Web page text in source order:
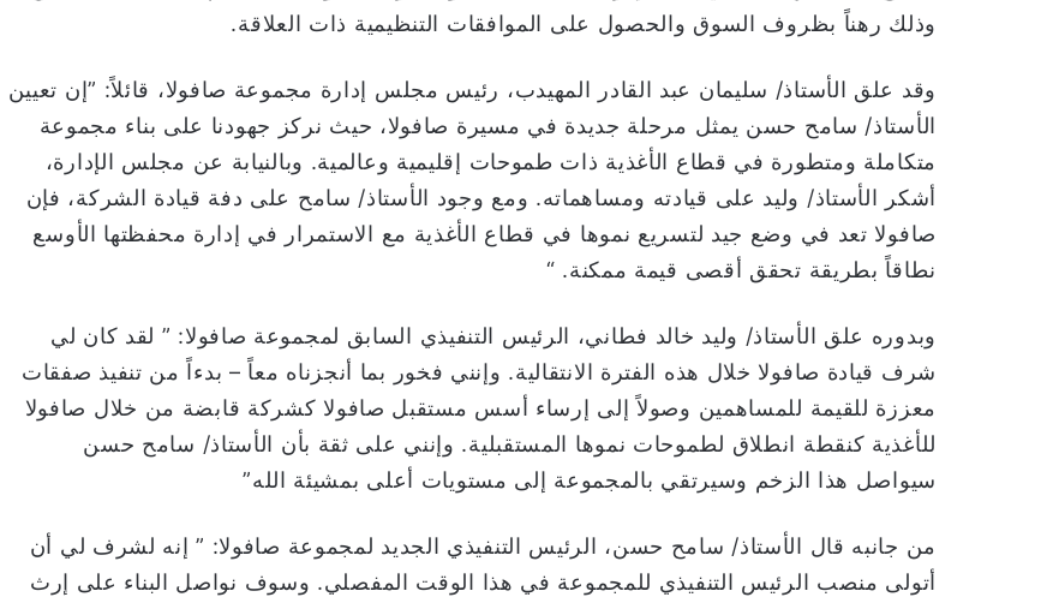
وذلك رهناً بظروف السوق والحصول على الموافقات التنظيمية ذات العلاقة.
وقد علق الأستاذ/ سليمان عبد القادر المهيدب، رئيس مجلس إدارة مجموعة صافولا، قائلاً: ”إن تعيين
الأستاذ/ سامح حسن يمثل مرحلة جديدة في مسيرة صافولا، حيث نركز جهودنا على بناء مجموعة
متكاملة ومتطورة في قطاع الأغذية ذات طموحات إقليمية وعالمية. وبالنيابة عن مجلس الإدارة،
أشكر الأستاذ/ وليد على قيادته ومساهماته. ومع وجود الأستاذ/ سامح على دفة قيادة الشركة، فإن
صافولا تعد في وضع جيد لتسريع نموها في قطاع الأغذية مع الاستمرار في إدارة محفظتها الأوسع
نطاقاً بطريقة تحقق أقصى قيمة ممكنة. “
وبدوره علق الأستاذ/ وليد خالد فطاني، الرئيس التنفيذي السابق لمجموعة صافولا: ” لقد كان لي
شرف قيادة صافولا خلال هذه الفترة الانتقالية. وإنني فخور بما أنجزناه معاً – بدءاً من تنفيذ صفقات
معززة للقيمة للمساهمين وصولاً إلى إرساء أسس مستقبل صافولا كشركة قابضة من خلال صافولا
للأغذية كنقطة انطلاق لطموحات نموها المستقبلية. وإنني على ثقة بأن الأستاذ/ سامح حسن
سيواصل هذا الزخم وسيرتقي بالمجموعة إلى مستويات أعلى بمشيئة الله”
من جانبه قال الأستاذ/ سامح حسن، الرئيس التنفيذي الجديد لمجموعة صافولا: ” إنه لشرف لي أن
أتولى منصب الرئيس التنفيذي للمجموعة في هذا الوقت المفصلي. وسوف نواصل البناء على إرث